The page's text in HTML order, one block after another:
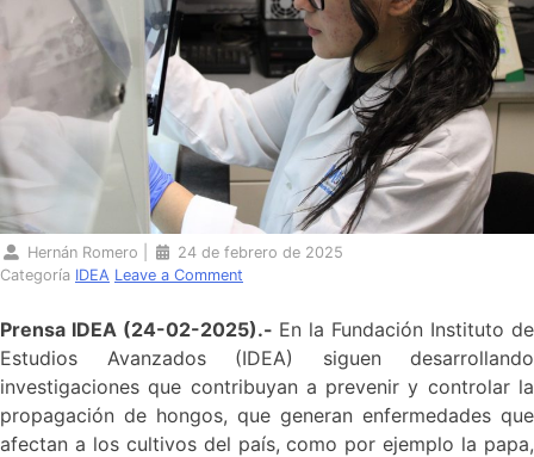
Hernán Romero
24 de febrero de 2025
Categoría IDEA Leave a Comment
Prensa IDEA (24-02-2025).- En la Fundación Instituto de
Estudios Avanzados (IDEA) siguen desarrollando
investigaciones que contribuyan a prevenir y controlar la
propagación de hongos, que generan enfermedades que
afectan a los cultivos del país, como por ejemplo la papa,